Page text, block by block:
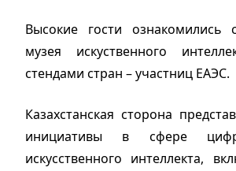
Высокие гости ознакомились
музея искуственного
стендами стран – участниц ЕАЭС.
Казахстанская сторона
инициативы в сфере
искусственного интеллекта,